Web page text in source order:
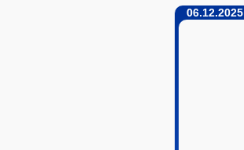
06.12.2025